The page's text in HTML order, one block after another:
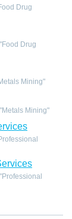
Drug
Drug
Mining"
Mining"